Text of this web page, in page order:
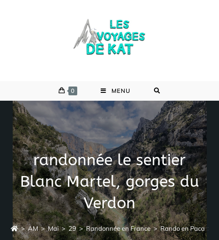
0 MENU
randonnée le sentier
Blanc Martel, gorges du
Verdon
> AM > Mai > 29 > Randonnée en France > Rando en Paca >